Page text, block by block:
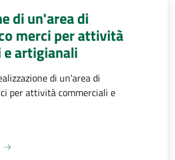
di un'area di
merci per attività
artigianali
di un'area di
per attività commerciali e